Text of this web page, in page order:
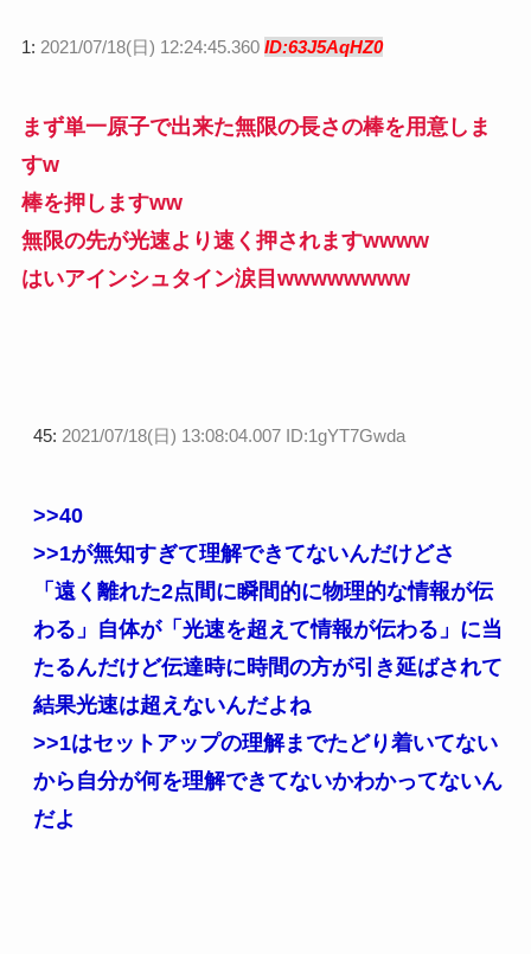
1: 2021/07/18(日) 12:24:45.360 ID:63J5AqHZ0
まず単一原子で出来た無限の長さの棒を用意しま
すw
棒を押しますww
無限の先が光速より速く押されますwwww
はいアインシュタイン涙目wwwwwwww
45: 2021/07/18(日) 13:08:04.007 ID:1gYT7Gwda
>>40
>>1が無知すぎて理解できてないんだけどさ
「遠く離れた2点間に瞬間的に物理的な情報が伝
わる」自体が「光速を超えて情報が伝わる」に当
たるんだけど伝達時に時間の方が引き延ばされて
結果光速は超えないんだよね
>>1はセットアップの理解までたどり着いてない
から自分が何を理解できてないかわかってないん
だよ